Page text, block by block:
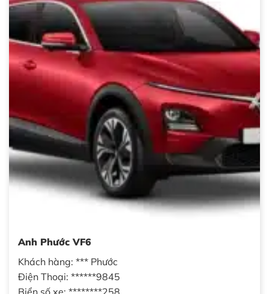
Anh Phước VF6
Khách hàng: *** Phước
Điện Thoại: ******9845